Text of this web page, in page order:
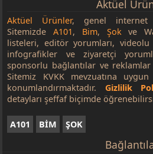
Aktüel
Aktüel Ürünler, genel internet
SitemizdeA101, Bim, Şokve
listeleri, editör yorumları, videolu
infografikler ve ziyaretçi
sponsorlu bağlantılar ve
Sitemiz KVKK mevzuatına
konumlandırmaktadır. Gizlilik
detayları şeffaf biçimde
A101 BİM ŞOK